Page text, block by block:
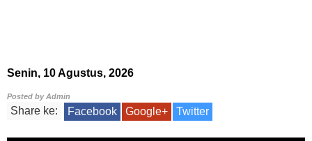
Senin, 10 Agustus, 2026
Posted byAdmin
Share ke: Facebook Google+ Twitter